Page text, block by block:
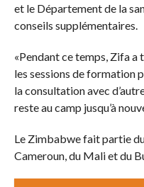
et le Département de la
conseils supplémentaires.
«Pendant ce temps, Zifa
les sessions de formation
la consultation avec
reste au camp jusqu’à
Le Zimbabwe fait partie
Cameroun, du Mali et du